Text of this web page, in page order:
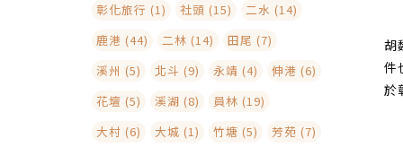
彰化旅行 (1)
社頭 (15)
二水 (14)
鹿港 (44)
二林 (14)
田尾 (7)
溪州 (5)
北斗 (9) 永靖 (4)
伸港 (6)
花壇 (5)
溪湖 (8)
員林 (19)
大村 (6)
大城 (1) 竹塘 (5)
芳苑 (7)
胡
件
於